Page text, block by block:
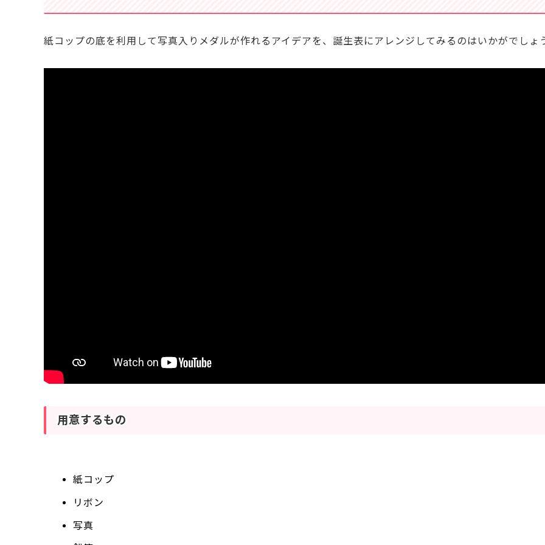
紙コップの底を利用して写真入りメダルが作れるアイデアを、誕生表にアレンジしてみるのはいかがでしょ
用意するもの
紙コップ
リボン
写真